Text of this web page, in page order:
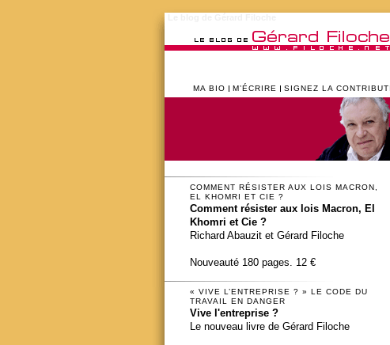
MA BIO M’ÉCRIRE SIGNEZ LA
COMMENT RÉSISTER AUX LOIS MACRON,
EL KHOMRI ET CIE ?
Comment résister aux lois Macron, El
Khomri et Cie ?
Richard Abauzit et Gérard Filoche
Nouveauté 180 pages. 12 €
« VIVE L’ENTREPRISE ? » LE CODE DU
TRAVAIL EN DANGER
Vive l'entreprise ?
Le nouveau livre de Gérard Filoche